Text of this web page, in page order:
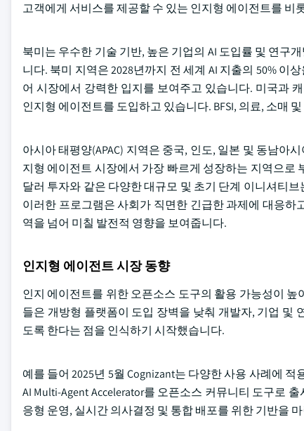
고객에게 서비스를 제공할 수 있는 인지형 에이전트를
북미는 우수한 기술 기반, 높은 기업의 AI 도입률 및 연구
니다. 북미 지역은 2028년까지 전 세계 AI 지출의 50% 이
어 시장에서 강력한 입지를 보여주고 있습니다. 미국과
인지형 에이전트를 도입하고 있습니다. BFSI, 의료, 소매
아시아 태평양(APAC) 지역은 중국, 인도, 일본 및 동남아
지형 에이전트 시장에서 가장 빠르게 성장하는 지역으로
달러 투자와 같은 다양한 대규모 및 초기 단계 이니셔티
이러한 프로그램은 사회가 직면한 긴급한 과제에 대응하
역을 넘어 미칠 발전적 영향을 보여줍니다.
인지형 에이전트 시장 동향
인지 에이전트를 위한 오픈소스 도구의 활용 가능성이
들은 개방형 플랫폼이 도입 장벽을 낮춰 개발자, 기업 및
도록 한다는 점을 인식하기 시작했습니다.
예를 들어 2025년 5월 Cognizant는 다양한 사용 사례에
AI Multi-Agent Accelerator를 오픈소스 커뮤니티 도구로
응형 운영, 실시간 의사결정 및 통합 배포를 위한 기반을